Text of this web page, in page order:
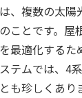
、複数の太
ことです。屋
最適化するた
テムでは、4
も珍しくあり